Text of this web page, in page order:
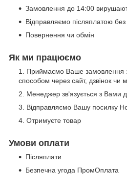
Замовлення до 14:00
Відправляємо післяплатою
Повернення чи обмін
Як ми працюємо
Приймаємо Ваше замовлення
способом через сайт, дзвінок чи
Менеджер зв'язується з Вами
Відправляємо Вашу посилку
Отримуєте товар
Умови оплати
Післяплати
Безпечна угода ПромОплата